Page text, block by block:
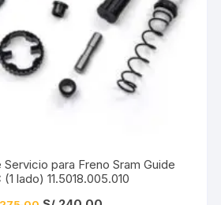
para Freno Sram Guide
(1 lado) 11.5018.005.010